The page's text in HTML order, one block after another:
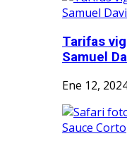
Tarifas
Samuel
Ene 12,